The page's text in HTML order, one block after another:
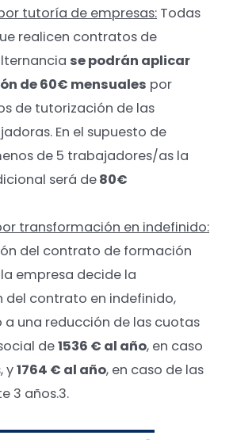
tutoría de empresas: Todas
realicen contratos de
se podrán aplicar
de 60€ mensuales por
de tutorización de las
En el supuesto de
de 5 trabajadores/as la
será de80€
transformación en indefinido:
del contrato de formación
empresa decide la
contrato en indefinido,
una reducción de las cuotas
de1536 € al año, en caso
y1764 € al año, en caso de las
3 años.3.